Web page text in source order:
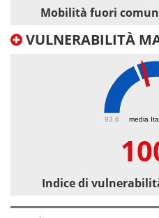
Mobilità fuori
VULNERABILITÀ
media
93.6
Indice di